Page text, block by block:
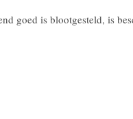
goed is blootgesteld, is